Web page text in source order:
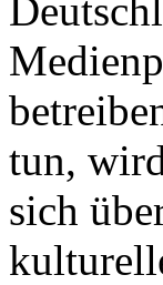
tun,
sich